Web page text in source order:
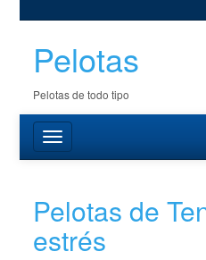
Pelotas
Pelotas de todo tipo
Pelotas de
estrés